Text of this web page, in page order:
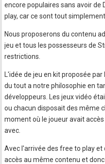
encore populaires sans avoir de
play, car ce sont tout
Nous proposerons du contenu
jeu et tous les possesseurs de
restrictions.
L'idée de jeu en kit proposée
du tout a notre philosophie en
développeurs. Les jeux vidéo
ou chacun disposait des même
moment où le joueur avait
avec.
Avec l'arrivée des free to play et
accès au même contenu et